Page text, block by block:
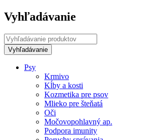
Vyhľadávanie
Psy
Krmivo
Kĺby a kosti
Kozmetika pre psov
Mlieko pre šteňatá
Oči
Močovopohlavný ap.
Podpora imunity